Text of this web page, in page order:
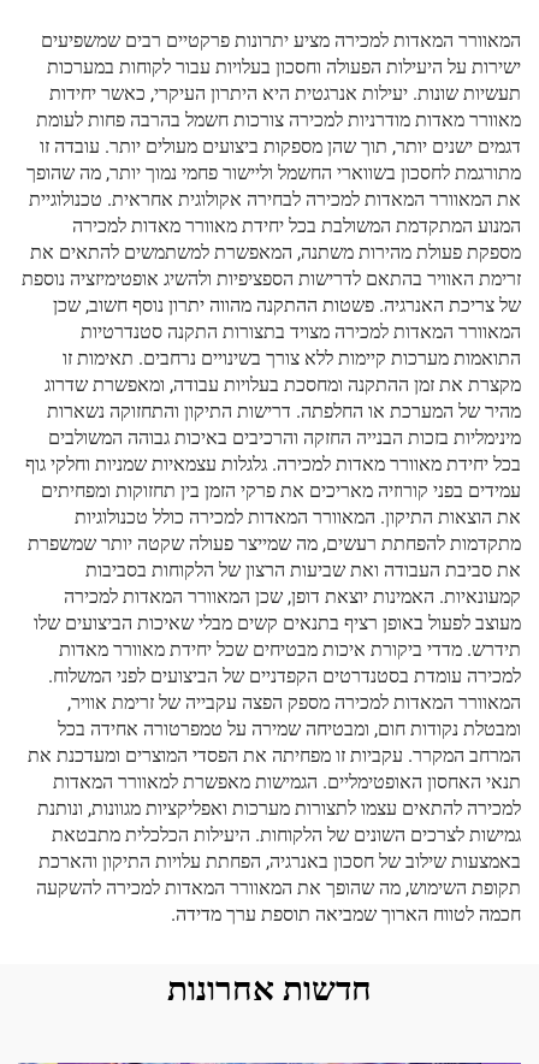
המאוורר המאדות למכירה מציע יתרונות פרקטיים רבים שמשפיעים
ישירות על היעילות הפעולה וחסכון בעלויות עבור לקוחות במערכות
תעשיות שונות. יעילות אנרגטית היא היתרון העיקרי, כאשר יחידות
מאוורר מאדות מודרניות למכירה צורכות חשמל בהרבה פחות לעומת
דגמים ישנים יותר, תוך שהן מספקות ביצועים מעולים יותר. עובדה זו
מתורגמת לחסכון בשווארי החשמל וליישור פחמי נמוך יותר, מה שהופך
את המאוורר המאדות למכירה לבחירה אקולוגית אחראית. טכנולוגיית
המנוע המתקדמת המשולבת בכל יחידת מאוורר מאדות למכירה
מספקת פעולת מהירות משתנה, המאפשרת למשתמשים להתאים את
זרימת האוויר בהתאם לדרישות הספציפיות ולהשיג אופטימיזציה נוספת
של צריכת האנרגיה. פשטות ההתקנה מהווה יתרון נוסף חשוב, שכן
המאוורר המאדות למכירה מצויד בתצורות התקנה סטנדרטיות
התואמות מערכות קיימות ללא צורך בשינויים נרחבים. תאימות זו
מקצרת את זמן ההתקנה ומחסכת בעלויות עבודה, ומאפשרת שדרוג
מהיר של המערכת או החלפתה. דרישות התיקון והתחזוקה נשארות
מינימליות בזכות הבנייה החזקה והרכיבים באיכות גבוהה המשולבים
בכל יחידת מאוורר מאדות למכירה. גלגלות עצמאיות שמניות וחלקי גוף
עמידים בפני קורוזיה מאריכים את פרקי הזמן בין תחזוקות ומפחיתים
את הוצאות התיקון. המאוורר המאדות למכירה כולל טכנולוגיות
מתקדמות להפחתת רעשים, מה שמייצר פעולה שקטה יותר שמשפרת
את סביבת העבודה ואת שביעות הרצון של הלקוחות בסביבות
קמעונאיות. האמינות יוצאת דופן, שכן המאוורר המאדות למכירה
מעוצב לפעול באופן רציף בתנאים קשים מבלי שאיכות הביצועים שלו
תידרש. מדדי ביקורת איכות מבטיחים שכל יחידת מאוורר מאדות
למכירה עומדת בסטנדרטים הקפדניים של הביצועים לפני המשלוח.
המאוורר המאדות למכירה מספק הפצה עקבייה של זרימת אוויר,
ומבטלת נקודות חום, ומבטיחה שמירה על טמפרטורה אחידה בכל
המרחב המקרר. עקביות זו מפחיתה את הפסדי המוצרים ומעדכנת את
תנאי האחסון האופטימליים. הגמישות מאפשרת למאוורר המאדות
למכירה להתאים עצמו לתצורות מערכות ואפליקציות מגוונות, ונותנת
גמישות לצרכים השונים של הלקוחות. היעילות הכלכלית מתבטאת
באמצעות שילוב של חסכון באנרגיה, הפחתת עלויות התיקון והארכת
תקופת השימוש, מה שהופך את המאוורר המאדות למכירה להשקעה
חכמה לטווח הארוך שמביאה תוספת ערך מדידה.
חדשות אחרונות